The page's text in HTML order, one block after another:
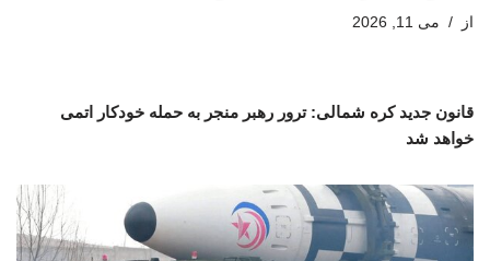
از می 11, 2026
قانون جدید کره شمالی: ترور رهبر منجر به حمله خودکار اتمی
خواهد شد